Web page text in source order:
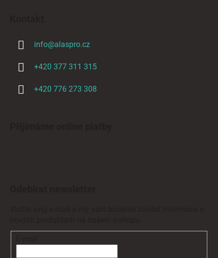
info@alaspro.cz
+420 377 311 315
+420 776 273 308